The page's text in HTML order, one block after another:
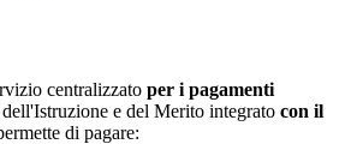
centralizzato per i pagamenti
e del Merito integrato con il
di pagare: